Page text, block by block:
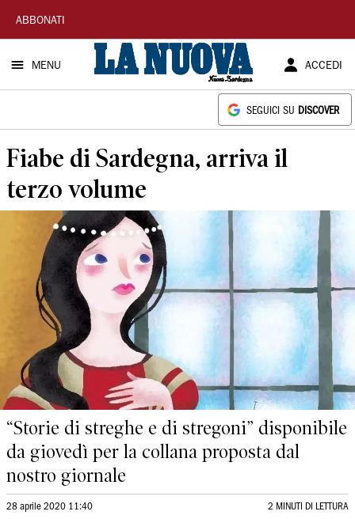
La
Nuova
Sardegna
ABBONATI
MENU ACCEDI
SEGUICI SU DISCOVER
Fiabe di Sardegna, arriva il
terzo volume
“Storie di streghe e di stregoni” disponibile
da giovedì per la collana proposta dal
nostro giornale
28 aprile 2020 11:40 2 MINUTI DI LETTURA